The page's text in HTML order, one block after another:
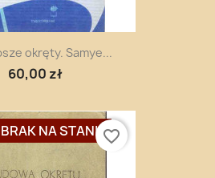
okręty. Samye...
60,00 zł
NA STANIEfavorite_border